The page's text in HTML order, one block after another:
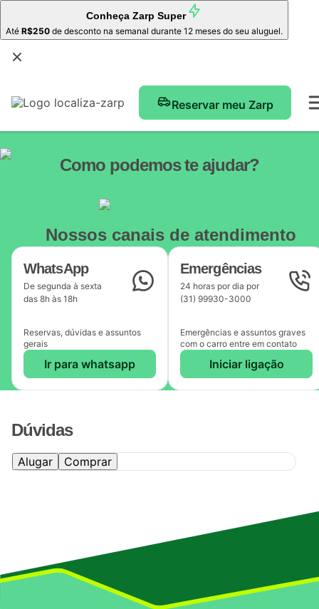
Conheça Zarp Super
Até R$250 de desconto na semanal durante 12 meses do seu aluguel.
Reservar meu Zarp
Como podemos te ajudar?
Nossos canais de atendimento
WhatsApp
De segunda à sexta
das 8h às 18h
Reservas, dúvidas e assuntos
gerais
Ir para whatsapp
Emergências
24 horas por dia por
(31) 99930-3000
Emergências e assuntos graves
com o carro entre em contato
Iniciar ligação
Dúvidas
Alugar Comprar